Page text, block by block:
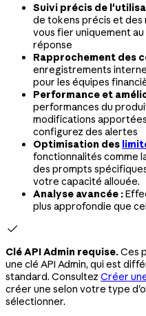
Suivi précis de
de tokens précis et des
vous fier uniquement
réponse
Rapprochement des
enregistrements
pour les équipes
Performance et
performances du
modifications
configurez des alertes
Optimisation des
fonctionnalités comme
des prompts
votre capacité allouée.
Analyse avancée :
plus approfondie que

Clé API Admin requise.Ces
une clé API Admin, qui est
standard. Consultez Créer
créer une selon votre type
sélectionner.